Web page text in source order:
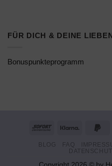
FÜR DICH & DEINE
Bonuspunkteprogramm
Sofort Klarna
BLOG FAQ